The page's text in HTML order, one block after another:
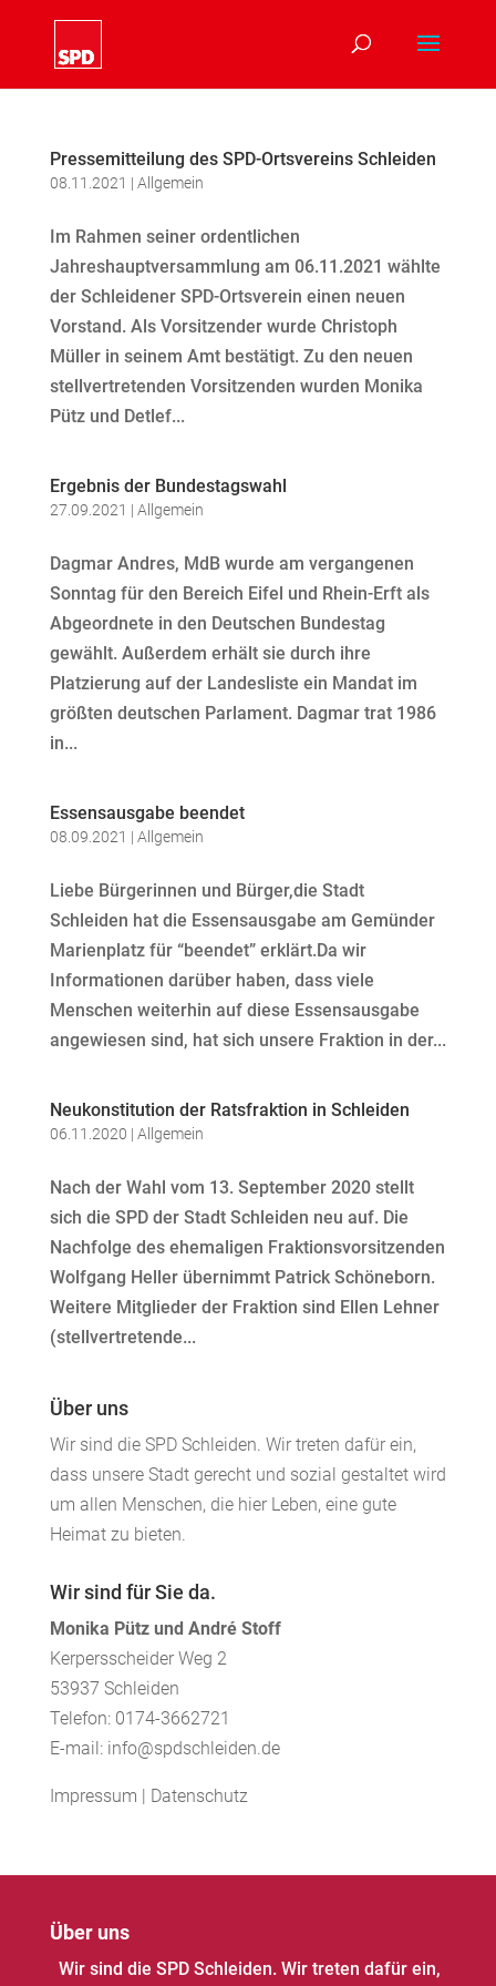
Pressemitteilung des SPD-Ortsvereins Schleiden
08.11.2021 | Allgemein
Im Rahmen seiner ordentlichen
Jahreshauptversammlung am 06.11.2021 wählte
der Schleidener SPD-Ortsverein einen neuen
Vorstand. Als Vorsitzender wurde Christoph
Müller in seinem Amt bestätigt. Zu den neuen
stellvertretenden Vorsitzenden wurden Monika
Pütz und Detlef...
Ergebnis der Bundestagswahl
27.09.2021 | Allgemein
Dagmar Andres, MdB wurde am vergangenen
Sonntag für den Bereich Eifel und Rhein-Erft als
Abgeordnete in den Deutschen Bundestag
gewählt. Außerdem erhält sie durch ihre
Platzierung auf der Landesliste ein Mandat im
größten deutschen Parlament. Dagmar trat 1986
in...
Essensausgabe beendet
08.09.2021 | Allgemein
Liebe Bürgerinnen und Bürger,die Stadt
Schleiden hat die Essensausgabe am Gemünder
Marienplatz für “beendet” erklärt.Da wir
Informationen darüber haben, dass viele
Menschen weiterhin auf diese Essensausgabe
angewiesen sind, hat sich unsere Fraktion in der...
Neukonstitution der Ratsfraktion in Schleiden
06.11.2020 | Allgemein
Nach der Wahl vom 13. September 2020 stellt
sich die SPD der Stadt Schleiden neu auf. Die
Nachfolge des ehemaligen Fraktionsvorsitzenden
Wolfgang Heller übernimmt Patrick Schöneborn.
Weitere Mitglieder der Fraktion sind Ellen Lehner
(stellvertretende...
Über uns
Wir sind die SPD Schleiden. Wir treten dafür ein,
dass unsere Stadt gerecht und sozial gestaltet wird
um allen Menschen, die hier Leben, eine gute
Heimat zu bieten.
Wir sind für Sie da.
Monika Pütz und André Stoff
Kerpersscheider Weg 2
53937 Schleiden
Telefon: 0174-3662721
E-mail: info@spdschleiden.de
Impressum | Datenschutz
Über uns
Wir sind die SPD Schleiden. Wir treten dafür ein,